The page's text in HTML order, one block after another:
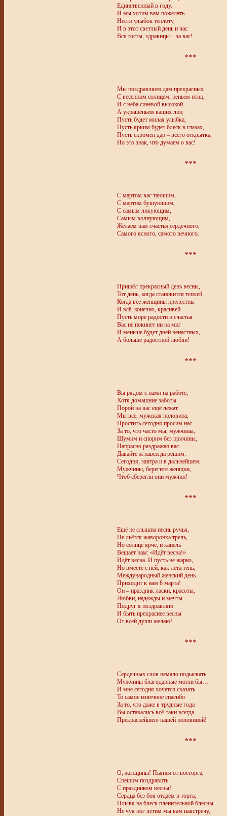
Единственный в году.
И мы хотим вам пожелать
Нести улыбок теплоту,
И в этот светлый день и час
Все тосты, здравицы – за вас!
***
Мы поздравляем дам прекрасных
С весенним солнцем, пеньем птиц,
И с неба синевой высокой.
А украшеньем ваших лиц
Пусть будет милая улыбка,
Пусть ярким будет блеск в глазах,
Пусть скромен дар – всего открытка,
Но это знак, что думаем о вас!
***
С мартом вас тающим,
С мартом бушующим,
С самым ликующим,
Самым волнующим,
Желаем вам счастья сердечного,
Самого ясного, самого вечного.
***
Пришёл прекрасный день весны,
Тот день, когда становится теплей.
Когда все женщины прелестны
И всё, конечно, красивей.
Пусть море радости и счастья
Вас не покинет ни на миг
И меньше будет дней ненастных,
А больше радостной любви!
***
Вы рядом с нами на работе,
Хотя домашние заботы
Порой на вас ещё лежат.
Мы все, мужская половина,
Простить сегодня просим нас
За то, что часто мы, мужчины,
Шумим и спорим без причины,
Напрасно раздражая вас.
Давайте ж навсегда решим:
Сегодня, завтра и в дальнейшем,
Мужчины, берегите женщин,
Чтоб сберегли они мужчин!
***
Ещё не слышна песнь ручья,
Не льётся жаворонка трель,
Но солнце ярче, и капель
Вещает нам: «Идёт весна!»
Идёт весна. И пусть не жарко,
Но вместе с ней, как лета тень,
Международный женский день
Приходит к нам 8 марта!
Он – праздник ласки, красоты,
Любви, надежды и мечты.
Подруг я поздравляю
И быть прекраснее весны
От всей души желаю!
***
Сердечных слов немало подыскать
Мужчины благодарные могли бы…
И мне сегодня хочется сказать
То самое извечное спасибо
За то, что даже в трудные года
Вы оставались всё-таки всегда
Прекраснейшею нашей половиной!
***
О, женщины! Пьянея от восторга,
Спешим поздравить
С праздником весны!
Сердца без боя отдаём и торга,
Плывя на блеск пленительной блесны.
Не чуя ног летим мы вам навстречу,